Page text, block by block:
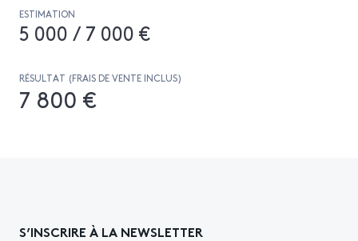
ESTIMATION
5 000 / 7 000 €
RÉSULTAT (FRAIS DE VENTE INCLUS)
7 800 €
S’INSCRIRE À LA NEWSLETTER